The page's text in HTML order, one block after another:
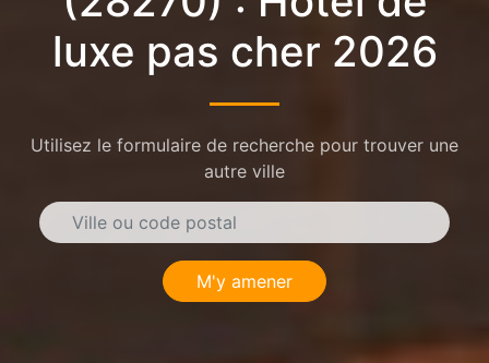
luxe pas cher 2026
Utilisez le formulaire de recherche pour trouver une
autre ville
M'y amener